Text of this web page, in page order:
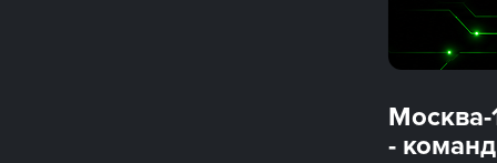
Москва-
-